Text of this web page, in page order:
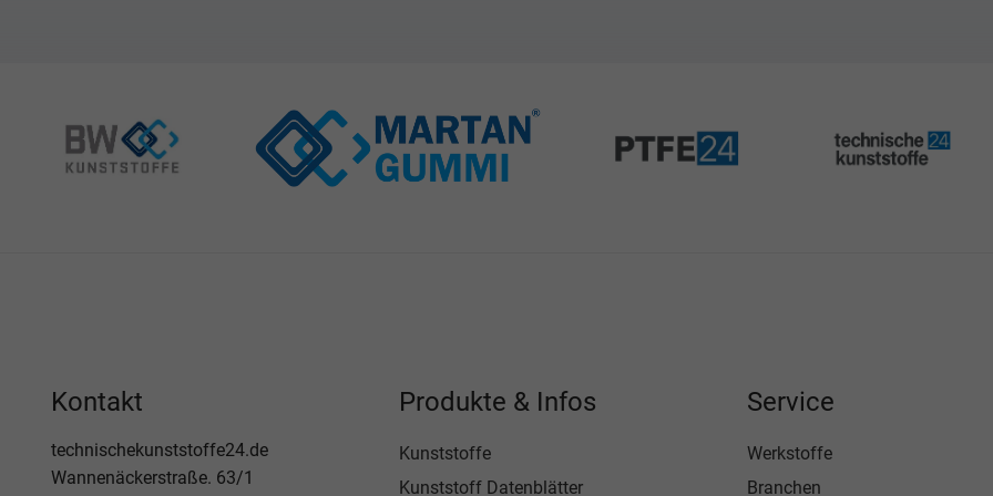
Kontakt
technischekunststoffe24.de
Wannenäckerstraße. 63/1
Produkte & Infos
Kunststoffe
Kunststoff Datenblätter
Service
Werkstoffe
Branchen